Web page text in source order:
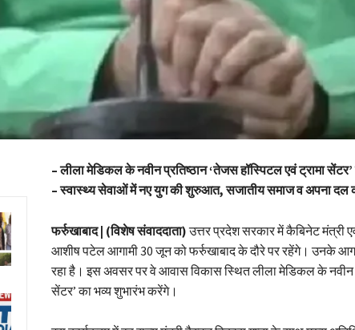
– लीला मेडिकल के नवीन प्रतिष्ठान ‘तेजस हॉस्पिटल एवं ट्रामा
– स्वास्थ्य सेवाओं में नए युग की शुरुआत, सजातीय समाज व अपना दल
फर्रुखाबाद | (विशेष संवाददाता)उत्तर प्रदेश सरकार में कैबिनेट मंत्री
आशीष पटेल आगामी 30 जून को फर्रुखाबाद के दौरे पर रहेंगे। उनके
रहा है। इस अवसर पर वे आवास विकास स्थित लीला मेडिकल के नवीन
सेंटर’ का भव्य शुभारंभ करेंगे।